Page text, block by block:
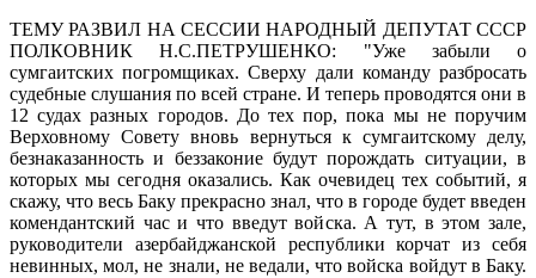
ТЕМУ РАЗВИЛ НА СЕССИИ НАРОДНЫЙ ДЕПУТАТ СССР
ПОЛКОВНИК Н.С.ПЕТРУШЕНКО: "Уже забыли о
сумгаитских погромщиках. Сверху дали команду разбросать
судебные слушания по всей стране. И теперь проводятся они в
12 судах разных городов. До тех пор, пока мы не поручим
Верховному Совету вновь вернуться к сумгаитскому делу,
безнаказанность и беззаконие будут порождать ситуации, в
которых мы сегодня оказались. Как очевидец тех событий, я
скажу, что весь Баку прекрасно знал, что в городе будет введен
комендантский час и что введут войска. А тут, в этом зале,
руководители азербайджанской республики корчат из себя
невинных, мол, не знали, не ведали, что войска войдут в Баку.